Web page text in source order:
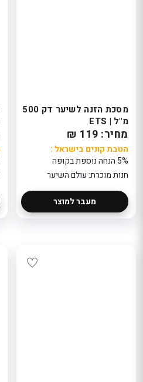
מסכת הזנה לשיער דק 500
מ"ל | ETS
מחיר: 119 ₪
הטבת קונים בישראל :
5% הנחה נוספת בקופה
חנות מוכרת: עולם השיער
מעבר למוצר